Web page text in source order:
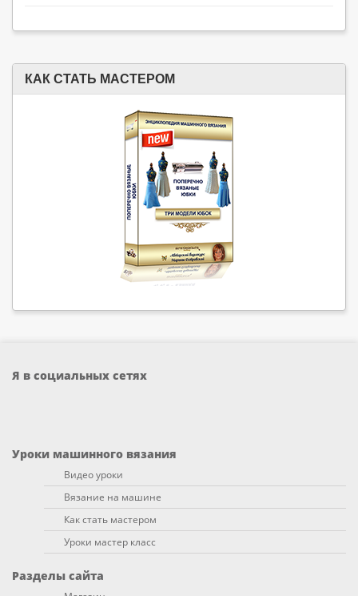
КАК СТАТЬ МАСТЕРОМ
Я в социальных сетях
Уроки машинного вязания
Видео уроки
Вязание на машине
Как стать мастером
Уроки мастер класс
Разделы сайта